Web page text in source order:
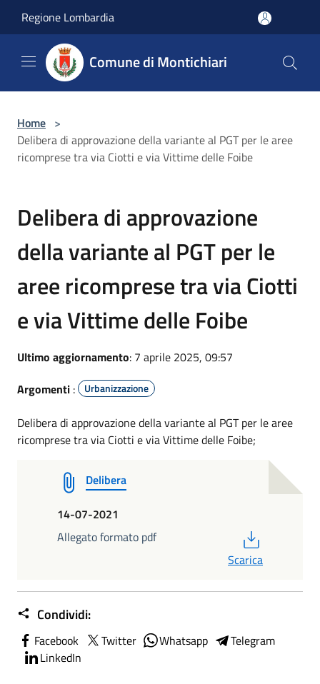
Regione Lombardia
Comune di Montichiari
Home >
Delibera di approvazione della variante al PGT per le aree
ricomprese tra via Ciotti e via Vittime delle Foibe
Delibera di approvazione
della variante al PGT per le
aree ricomprese tra via Ciotti
e via Vittime delle Foibe
Ultimo aggiornamento: 7 aprile 2025, 09:57
Argomenti : Urbanizzazione
Delibera di approvazione della variante al PGT per le aree
ricomprese tra via Ciotti e via Vittime delle Foibe;
Delibera
14-07-2021
Allegato formato pdf
Scarica
Condividi:
Facebook Twitter Whatsapp
Telegram
LinkedIn